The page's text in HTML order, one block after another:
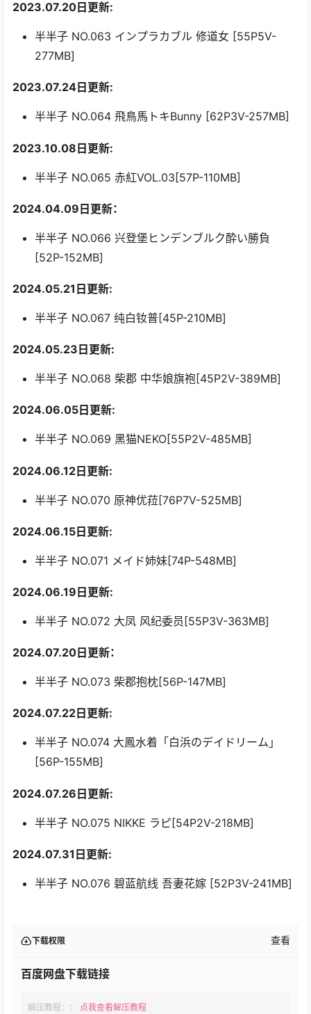
2023.07.20日更新:
半半子 NO.063 インプラカブル 修道女 [55P5V-
277MB]
2023.07.24日更新:
半半子 NO.064 飛鳥馬トキBunny [62P3V-257MB]
2023.10.08日更新:
半半子 NO.065 赤紅VOL.03[57P-110MB]
2024.04.09日更新：
半半子 NO.066 兴登堡ヒンデンブルク酔い勝負
[52P-152MB]
2024.05.21日更新:
半半子 NO.067 纯白钕普[45P-210MB]
2024.05.23日更新:
半半子 NO.068 柴郡 中华娘旗袍[45P2V-389MB]
2024.06.05日更新:
半半子 NO.069 黑猫NEKO[55P2V-485MB]
2024.06.12日更新:
半半子 NO.070 原神优菈[76P7V-525MB]
2024.06.15日更新:
半半子 NO.071 メイド姉妹[74P-548MB]
2024.06.19日更新:
半半子 NO.072 大凤 风纪委员[55P3V-363MB]
2024.07.20日更新：
半半子 NO.073 柴郡抱枕[56P-147MB]
2024.07.22日更新:
半半子 NO.074 大鳳水着「白浜のデイドリーム」
[56P-155MB]
2024.07.26日更新:
半半子 NO.075 NIKKE ラピ[54P2V-218MB]
2024.07.31日更新:
半半子 NO.076 碧蓝航线 吾妻花嫁 [52P3V-241MB]
下载权限 查看
百度网盘下载链接
解压教程：：
点我查看解压教程